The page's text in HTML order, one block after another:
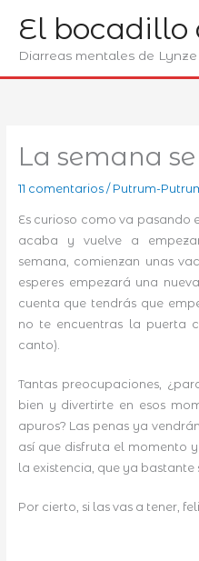
contenido
El bocadillo
Diarreas mentales de
La semana
11 comentarios / Putrum-
Es curioso como va pasando
acaba y vuelve a
semana, comienzan unas
esperes empezará una
cuenta que tendrás que
no te encuentras la puerta
canto).
Tantas preocupaciones,
bien y divertirte en esos
apuros? Las penas ya
así que disfruta el momento
la existencia, que ya
Por cierto, si las vas a tener,